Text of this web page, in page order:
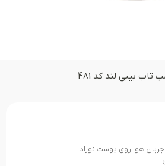
بیبی لند کد 481
هوا روی پوست نوزاد